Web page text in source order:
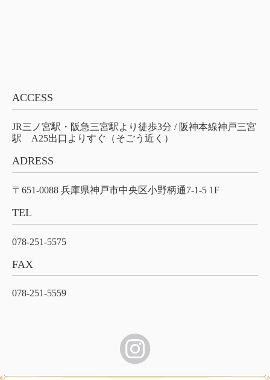
ACCESS
JR三ノ宮駅・阪急三宮駅より徒歩3分 / 阪神本線神戸三宮
駅 A25出口よりすぐ（そごう近く）
ADRESS
〒651-0088 兵庫県神戸市中央区小野柄通7-1-5 1F
TEL
078-251-5575
FAX
078-251-5559